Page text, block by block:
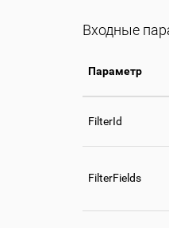
Входные
Параметр
FilterId
FilterFields